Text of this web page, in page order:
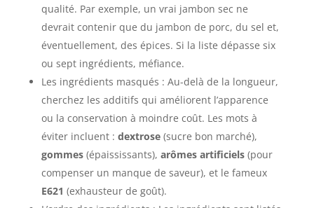
qualité. Par exemple, un vrai jambon sec ne
devrait contenir que du jambon de porc, du sel et,
éventuellement, des épices. Si la liste dépasse six
ou sept ingrédients, méfiance.
Les ingrédients masqués : Au-delà de la longueur,
cherchez les additifs qui améliorent l’apparence
ou la conservation à moindre coût. Les mots à
éviter incluent : dextrose(sucre bon marché),
gommes(épaississants), arômes artificiels(pour
compenser un manque de saveur), et le fameux
E621 (exhausteur de goût).